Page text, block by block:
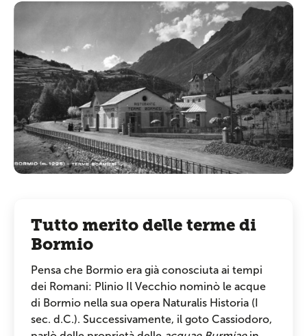
Tutto merito delle terme di
Bormio
Pensa che Bormio era già conosciuta ai tempi
dei Romani: Plinio Il Vecchio nominò le acque
di Bormio nella sua opera Naturalis Historia (I
sec. d.C.). Successivamente, il goto Cassiodoro,